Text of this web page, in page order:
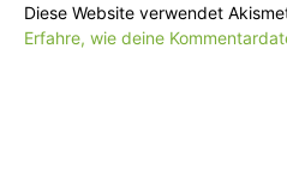
Diese Website verwendet
Erfahre, wie deine